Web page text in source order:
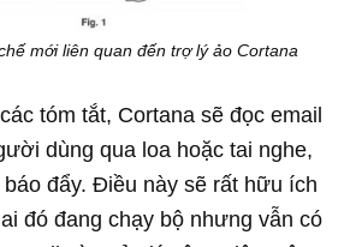
mới liên quan đến trợ lý ảo Cortana
tóm tắt, Cortana sẽ đọc email
dùng qua loa hoặc tai nghe,
đẩy. Điều này sẽ rất hữu ích
đó đang chạy bộ nhưng vẫn có